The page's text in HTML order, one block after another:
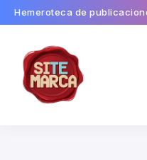
Hemeroteca de